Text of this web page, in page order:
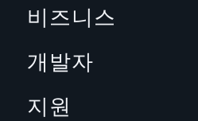
비즈니스
개발자
지원